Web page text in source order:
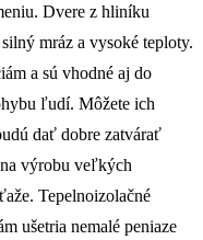
Dvere z hliníku
mráz a vysoké teploty.
a sú vhodné aj do
ľudí. Môžete ich
dať dobre zatvárať
výrobu veľkých
Tepelnoizolačné
ušetria nemalé peniaze